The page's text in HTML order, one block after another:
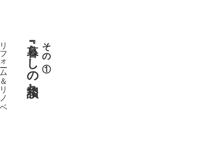
その①
『暮らしの相談』
リフォーム＆リノベ